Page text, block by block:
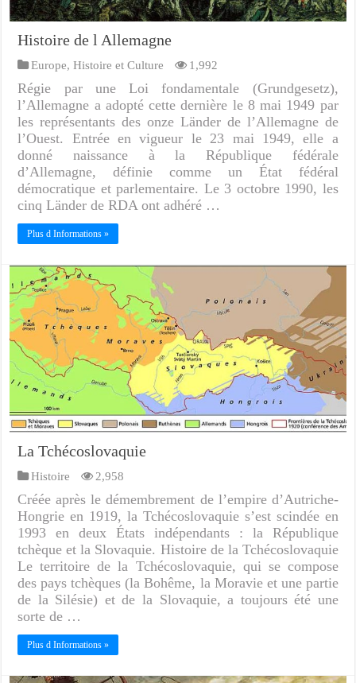
Histoire de l Allemagne
Europe,Histoire et Culture 1,992
Régie par une Loi fondamentale (Grundgesetz),
l’Allemagne a adopté cette dernière le 8 mai 1949 par
les représentants des onze Länder de l’Allemagne de
l’Ouest. Entrée en vigueur le 23 mai 1949, elle a
donné naissance à la République fédérale
d’Allemagne, définie comme un État fédéral
démocratique et parlementaire. Le 3 octobre 1990, les
cinq Länder de RDA ont adhéré …
Plus d Informations »
La Tchécoslovaquie
Histoire 2,958
Créée après le démembrement de l’empire d’Autriche-
Hongrie en 1919, la Tchécoslovaquie s’est scindée en
1993 en deux États indépendants : la République
tchèque et la Slovaquie. Histoire de la Tchécoslovaquie
Le territoire de la Tchécoslovaquie, qui se compose
des pays tchèques (la Bohême, la Moravie et une partie
de la Silésie) et de la Slovaquie, a toujours été une
sorte de …
Plus d Informations »